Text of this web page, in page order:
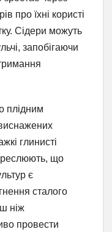
про їхні користі
Сідери можуть
запобігаючи
плідним
глинисті
що
є
сталого
ніж
провести